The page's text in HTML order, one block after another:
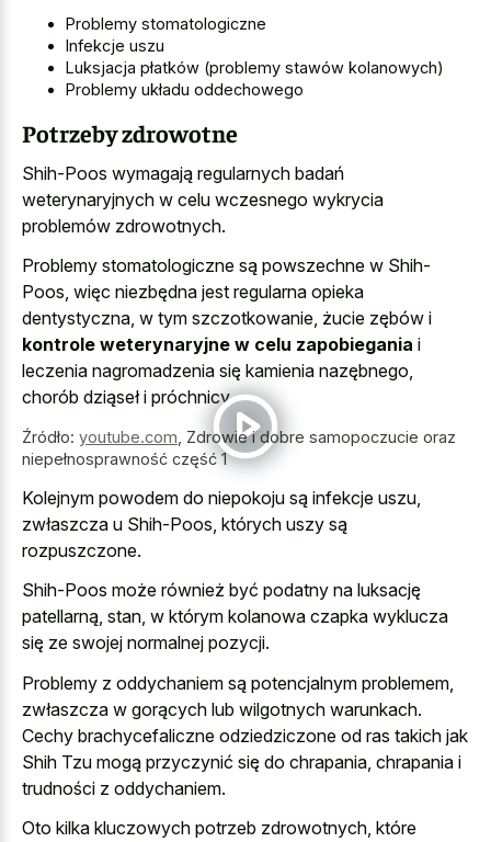
Problemy stomatologiczne
Infekcje uszu
Luksjacja płatków (problemy stawów kolanowych)
Problemy układu oddechowego
Potrzeby zdrowotne
Shih-Poos wymagają regularnych badań
weterynaryjnych w celu wczesnego wykrycia
problemów zdrowotnych.
Problemy stomatologiczne są powszechne w Shih-
Poos, więc niezbędna jest regularna opieka
dentystyczna, w tym szczotkowanie, żucie zębów i
kontrole weterynaryjne w celu zapobiegania i
leczenia nagromadzenia się kamienia nazębnego,
chorób dziąseł i próchnicy.
Źródło: youtube.com Zdrowie i dobre samopoczucie oraz
niepełnosprawność część 1
Kolejnym powodem do niepokoju są infekcje uszu,
zwłaszcza u Shih-Poos, których uszy są
rozpuszczone.
Shih-Poos może również być podatny na luksację
patellarną, stan, w którym kolanowa czapka wyklucza
się ze swojej normalnej pozycji.
Problemy z oddychaniem są potencjalnym problemem,
zwłaszcza w gorących lub wilgotnych warunkach.
Cechy brachycefaliczne odziedziczone od ras takich jak
Shih Tzu mogą przyczynić się do chrapania, chrapania i
trudności z oddychaniem.
Oto kilka kluczowych potrzeb zdrowotnych, które